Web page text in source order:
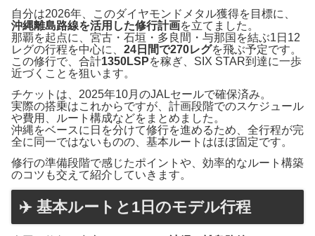
自分は2026年、このダイヤモンドメタル獲得を目標に、
沖縄離島路線を活用した修行計画を立てました。
那覇を起点に、宮古・石垣・多良間・与那国を結ぶ1日12
レグの行程を中心に、 24日間で270レグを飛ぶ予定です。
この修行で、合計1350LSPを稼ぎ、SIX STAR到達に一歩
近づくことを狙います。
チケットは、2025年10月のJALセールで確保済み。
実際の搭乗はこれからですが、計画段階でのスケジュール
や費用、ルート構成などをまとめました。
沖縄をベースに日を分けて修行を進めるため、全行程が完
全に同一ではないものの、基本ルートはほぼ固定です。
修行の準備段階で感じたポイントや、効率的なルート構築
のコツも交えて紹介していきます。
✈️ 基本ルートと1日のモデル行程